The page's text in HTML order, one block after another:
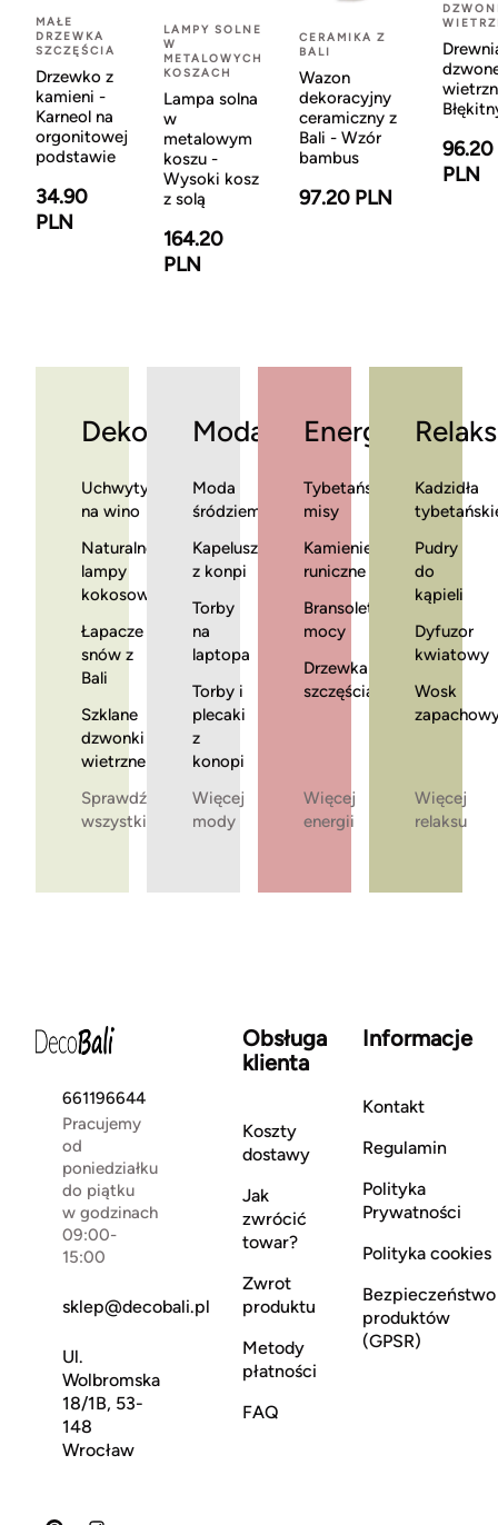
MAŁE
DRZEWKA
SZCZĘŚCIA
Drzewko z
kamieni -
Karneol na
orgonitowej
podstawie
34.90
PLN
LAMPY SOLNE
W
METALOWYCH
KOSZACH
Lampa solna
w
metalowym
koszu -
Wysoki kosz
z solą
164.20
PLN
CERAMIKA Z
BALI
Wazon
dekoracyjny
ceramiczny z
Bali - Wzór
bambus
97.20 PLN
96.20
PLN
Dekoracje
Uchwyty
na wino
Naturalne
lampy
kokosowe
Łapacze
snów z
Bali
Szklane
dzwonki
wietrzne
Sprawdź
wszystkie
Moda
Moda
śródziemnomorska
Kapelusze
z konpi
Torby
na
laptopa
Torby i
plecaki
z
konopi
Więcej
mody
Energia
Tybetańskie
misy
Kamienie
runiczne
Bransoletki
mocy
Drzewka
szczęścia
Więcej
energii
Relaks
Kadzidła
Pudry
do
kąpieli
Dyfuzor
kwiatowy
Wosk
Więcej
relaksu
661196644
Pracujemy
od
poniedziałku
do piątku
w godzinach
09:00-
15:00
sklep@decobali.pl
Ul.
Wolbromska
18/1B, 53-
148
Wrocław
Obsługa
klienta
Koszty
dostawy
Jak
zwrócić
towar?
Zwrot
produktu
Metody
płatności
FAQ
Informacje
Kontakt
Regulamin
Polityka
Prywatności
Polityka cookies
Bezpieczeństwo
produktów
(GPSR)